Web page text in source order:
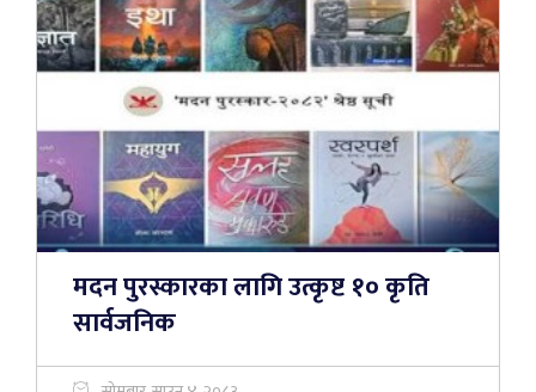
मदन पुरस्कारका लागि उत्कृष्ट १० कृति
सार्वजनिक